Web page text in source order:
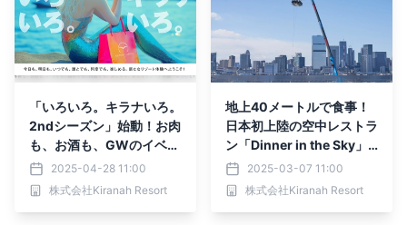
「いろいろ。キラナいろ。
2ndシーズン」始動！お肉
も、お酒も、GWのイベン
トも。楽しい時間を進化さ
せる体験型リゾートへ【キ
ラナガーデン豊洲】
2025-04-28 11:00
株式会社Kiranah Resort
地上40メートルで食事！
日本初上陸の空中レストラ
ン「Dinner in the Sky」
がキラナガーデン豊洲で提
供開始：25年3月13日
（木）～【キラナガーデン
2025-03-07 11:00
株式会社Kiranah Resort